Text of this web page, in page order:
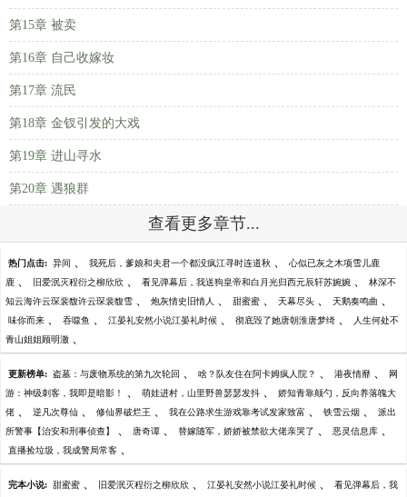
第15章 被卖
第16章 自己收嫁妆
第17章 流民
第18章 金钗引发的大戏
第19章 进山寻水
第20章 遇狼群
查看更多章节...
热门点击: 异间 、 我死后，爹娘和夫君一个都没疯江寻时连道秋 、 心似已灰之木项雪儿鹿
鹿 、 旧爱泯灭程衍之柳欣欣 、 看见弹幕后，我送狗皇帝和白月光归西元辰轩苏婉婉 、 林深不
知云海许云琛裴馥许云琛裴馥雪 、 炮灰情史旧情人 、 甜蜜蜜 、 天幕尽头 、 天鹅奏鸣曲 、
味你而来 、 吞噬鱼 、 江晏礼安然小说江晏礼时候 、 彻底毁了她唐朝淮唐梦绮 、 人生何处不
青山姐姐顾明澈 、
更新榜单: 盗墓：与废物系统的第九次轮回 、 啥？队友住在阿卡姆疯人院？ 、 港夜情靡 、 网
游：神级刺客，我即是暗影！ 、 萌娃进村，山里野兽瑟瑟发抖 、 娇知青靠颠勺，反向养落魄大
佬 、 逆凡次尊仙 、 修仙界破烂王 、 我在公路求生游戏靠考试发家致富 、 铁雪云烟 、 派出
所警事【治安和刑事侦查】 、 唐奇谭 、 替嫁随军，娇娇被禁欲大佬亲哭了 、 恶灵信息库 、
直播捡垃圾，我成警局常客 、
完本小说: 甜蜜蜜 、 旧爱泯灭程衍之柳欣欣 、 江晏礼安然小说江晏礼时候 、 看见弹幕后，我